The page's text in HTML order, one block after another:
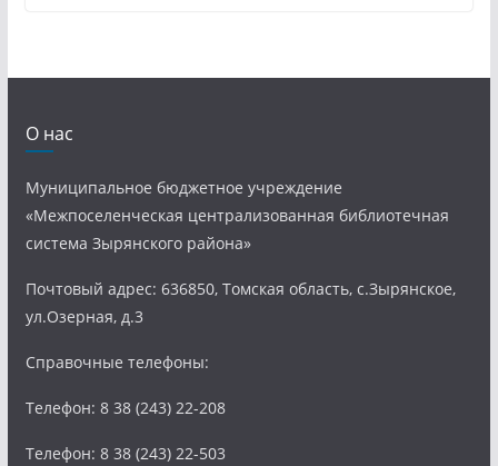
О нас
Муниципальное бюджетное учреждение
«Межпоселенческая централизованная библиотечная
система Зырянского района»
Почтовый адрес: 636850, Томская область, с.Зырянское,
ул.Озерная, д.3
Справочные телефоны:
Телефон: 8 38 (243) 22-208
Телефон: 8 38 (243) 22-503